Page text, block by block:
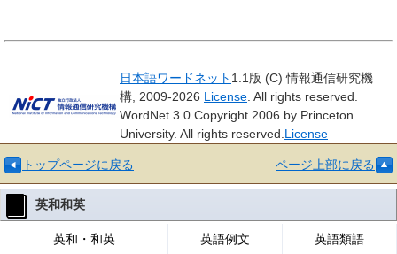
日本語ワードネット 1.1版 (C) 情報通信研究機
構, 2009-2026 License . All rights reserved.
WordNet 3.0 Copyright 2006 by Princeton
University. All rights reserved. License
トップページに戻る ページ上部に戻る
英和和英
英和・和英 英語例文 英語類語